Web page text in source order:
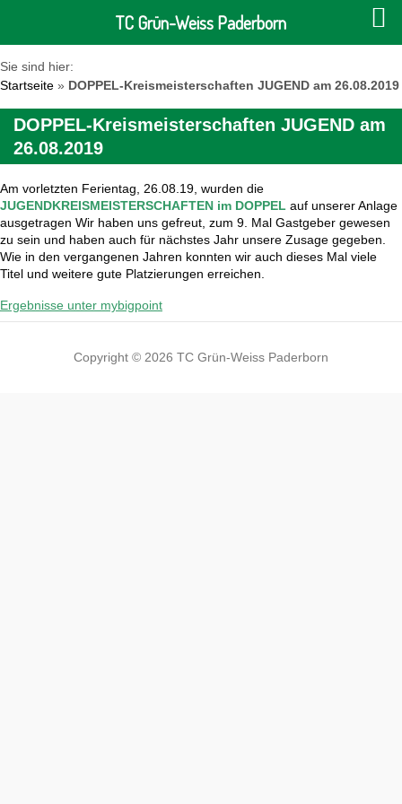
Sie sind hier:
Startseite » DOPPEL-Kreismeisterschaften JUGEND am 26.08.2019
DOPPEL-Kreismeisterschaften JUGEND am
26.08.2019
Am vorletzten Ferientag, 26.08.19, wurden die
JUGENDKREISMEISTERSCHAFTEN im DOPPEL auf unserer Anlage
ausgetragen Wir haben uns gefreut, zum 9. Mal Gastgeber gewesen
zu sein und haben auch für nächstes Jahr unsere Zusage gegeben.
Wie in den vergangenen Jahren konnten wir auch dieses Mal viele
Titel und weitere gute Platzierungen erreichen.
Ergebnisse unter mybigpoint
Copyright © 2026 TC Grün-Weiss Paderborn
TC Grün-Weiss Paderborn